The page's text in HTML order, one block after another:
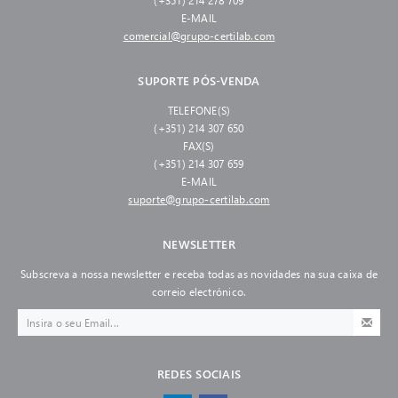
E-MAIL
comercial@grupo-certilab.com
SUPORTE PÓS-VENDA
TELEFONE(S)
(+351) 214 307 650
FAX(S)
(+351) 214 307 659
E-MAIL
suporte@grupo-certilab.com
NEWSLETTER
Subscreva a nossa newsletter e receba todas as novidades na sua caixa de
correio electrónico.
REDES SOCIAIS